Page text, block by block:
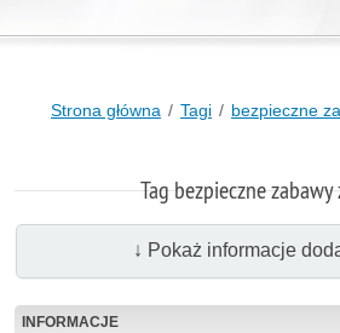
Strona główna Tagi bezpieczne
Tag bezpieczne
↓ Pokaż informacje
INFORMACJE